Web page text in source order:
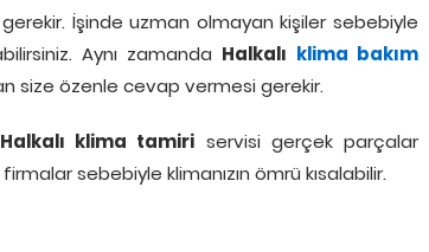
İşinde uzman olmayan kişiler sebebiyle
Aynı zamanda Halkalı klima bakım
size özenle cevap vermesi gerekir.
Halkalı klima tamiri servisi gerçek parçalar
sebebiyle klimanızın ömrü kısalabilir.